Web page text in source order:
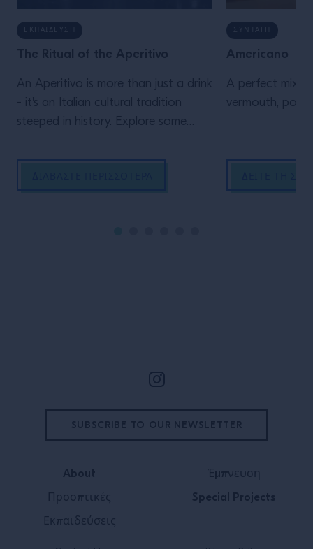
ΕΚΠΑΊΔΕΥΣΗ
The Ritual of the Aperitivo
An Aperitivo is more than just a drink
- it's an Italian cultural tradition
steeped in history. Explore some
discover common food pairings to
ΣΥΝΤΑΓΉ
Americano
A perfect mix
About
Προοπτικές
Εκπαιδεύσεις
Έμπνευση
Special Projects
SUBSCRIBE TO OUR NEWSLETTER